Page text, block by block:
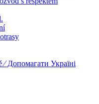
Допомагати Україні